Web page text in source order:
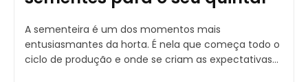
A sementeira é um dos momentos mais
entusiasmantes da horta. É nela que começa todo o
ciclo de produção e onde se criam as expectativas...